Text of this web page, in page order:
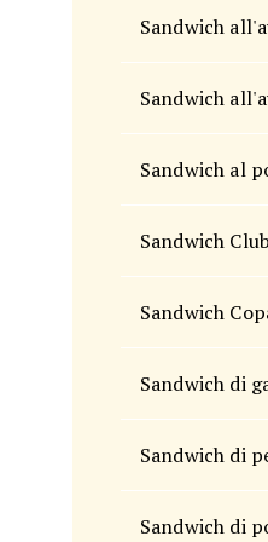
Sandwich
Sandwich
Sandwich al
Sandwich
Sandwich
Sandwich di
Sandwich di
Sandwich di